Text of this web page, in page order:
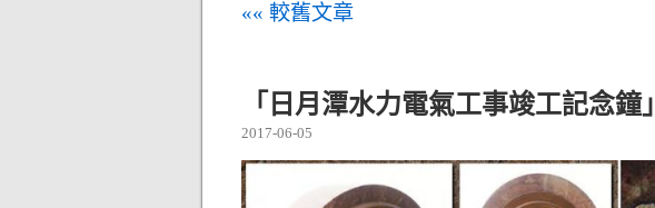
«« 較舊文章
「日月潭水力電氣工事竣工記念鐘」
2017-06-05